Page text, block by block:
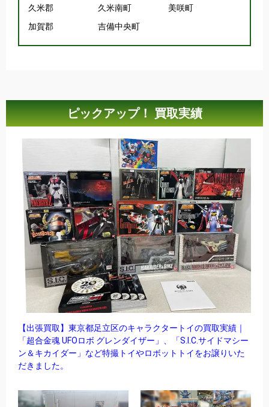
久米郡
久米南町
美咲町
加賀郡
吉備中央町
ピックアップ！ 買取実績
【出張買取】東京都足立区のキャラクタートイの買取実績｜
「超合金魂 UFOロボ グレンダイザー」、「S.I.C.サイドマシー
ン＆キカイダー」など特撮トイやロボットトイをお譲りいた
だきました。